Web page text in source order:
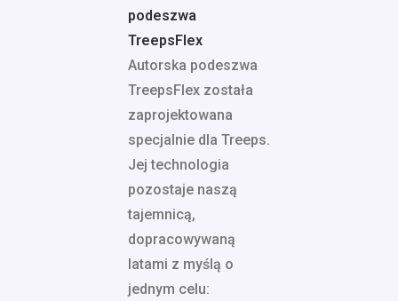
podeszwa
TreepsFlex
Autorska podeszwa
TreepsFlex została
zaprojektowana
specjalnie dla Treeps.
Jej technologia
pozostaje naszą
tajemnicą,
dopracowywaną
latami z myślą o
jednym celu: